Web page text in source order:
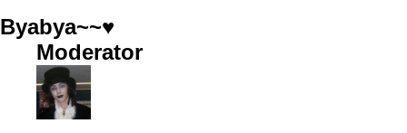
Byabya~~♥
Moderator